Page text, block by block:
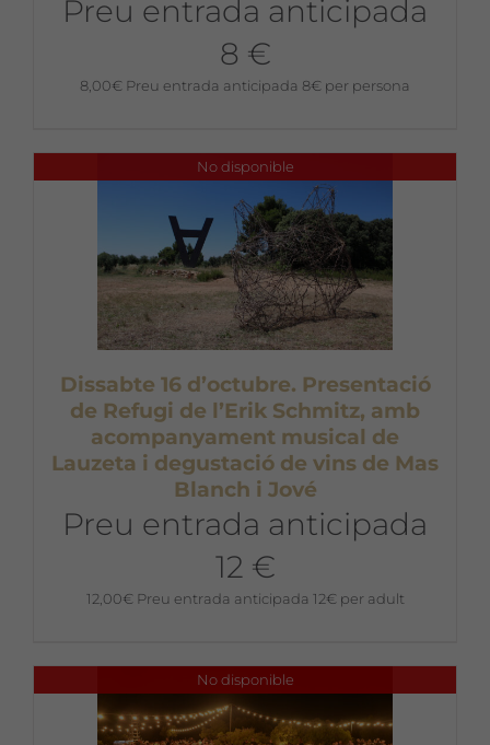
Preu entrada anticipada
8 €
8,00€ Preu entrada anticipada 8€ per persona
No disponible
Dissabte 16 d’octubre. Presentació
de Refugi de l’Erik Schmitz, amb
acompanyament musical de
Lauzeta i degustació de vins de Mas
Blanch i Jové
Preu entrada anticipada
12 €
12,00€ Preu entrada anticipada 12€ per adult
No disponible